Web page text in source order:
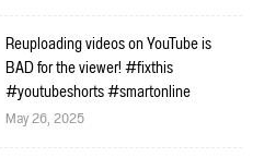
Reuploading videos on YouTube is
BAD for the viewer! #fixthis
#youtubeshorts #smartonline
May 26, 2025